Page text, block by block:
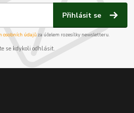
Přihlásit se
osobních údajůza účelem rozesílky newsletteru.
se kdykoli odhlásit.